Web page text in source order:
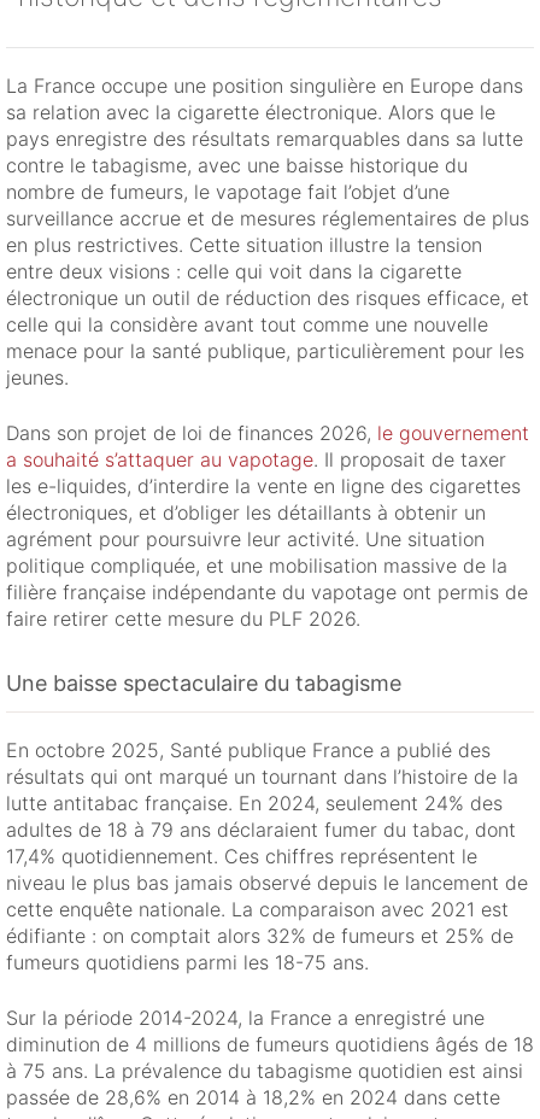
La France occupe une position singulière en Europe dans
sa relation avec la cigarette électronique. Alors que le
pays enregistre des résultats remarquables dans sa lutte
contre le tabagisme, avec une baisse historique du
nombre de fumeurs, le vapotage fait l’objet d’une
surveillance accrue et de mesures réglementaires de plus
en plus restrictives. Cette situation illustre la tension
entre deux visions : celle qui voit dans la cigarette
électronique un outil de réduction des risques efficace, et
celle qui la considère avant tout comme une nouvelle
menace pour la santé publique, particulièrement pour les
jeunes.
Dans son projet de loi de finances 2026, le gouvernement
a souhaité s’attaquer au vapotage. Il proposait de taxer
les e-liquides, d’interdire la vente en ligne des cigarettes
électroniques, et d’obliger les détaillants à obtenir un
agrément pour poursuivre leur activité. Une situation
politique compliquée, et une mobilisation massive de la
filière française indépendante du vapotage ont permis de
faire retirer cette mesure du PLF 2026.
Une baisse spectaculaire du tabagisme
En octobre 2025, Santé publique France a publié des
résultats qui ont marqué un tournant dans l’histoire de la
lutte antitabac française. En 2024, seulement 24% des
adultes de 18 à 79 ans déclaraient fumer du tabac, dont
17,4% quotidiennement. Ces chiffres représentent le
niveau le plus bas jamais observé depuis le lancement de
cette enquête nationale. La comparaison avec 2021 est
édifiante : on comptait alors 32% de fumeurs et 25% de
fumeurs quotidiens parmi les 18-75 ans.
Sur la période 2014-2024, la France a enregistré une
diminution de 4 millions de fumeurs quotidiens âgés de 18
à 75 ans. La prévalence du tabagisme quotidien est ainsi
passée de 28,6% en 2014 à 18,2% en 2024 dans cette